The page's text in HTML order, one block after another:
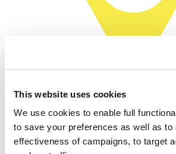
This website uses cookies
We use cookies to enable full
to save your preferences as well as to
effectiveness of campaigns, to target
Kajo on mahdollisimman
saavutettavissa.